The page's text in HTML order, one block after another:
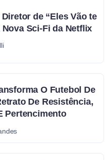
de “Eles Vão te
Nova Sci-Fi da Netflix
O Futebol De
De Resistência,
Pertencimento